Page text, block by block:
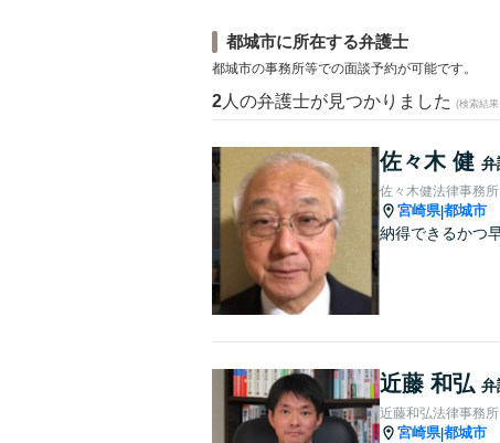
都城市に所在する弁護士
都城市の事務所等での面談予約が可能です。
2 人の弁護士が見つかりました (検索結
佐々木 健 弁
佐々木健法律事務所
宮崎県|都城市
納得できるかつ
近藤 和弘 弁
近藤和弘法律事務所
宮崎県|都城市